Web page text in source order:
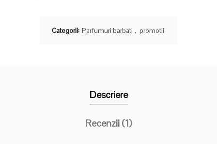
Categorii: Parfumuri barbati , promotii
Descriere
Recenzii (1)